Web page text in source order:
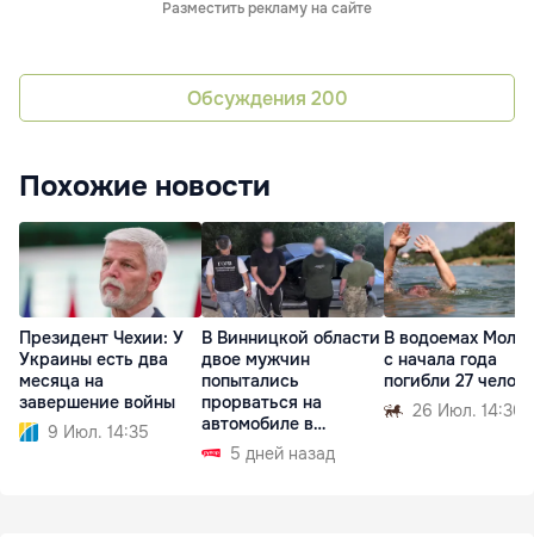
Разместить рекламу на сайте
Обсуждения 200
Похожие новости
Президент Чехии: У
Украины есть два
месяца на
завершение войны
9 Июл. 14:35
В Винницкой области
двое мужчин
попытались
прорваться на
автомобиле в
Молдову
5 дней назад
В водоемах
с начала года
погибли 27
26 Июл. 14:30